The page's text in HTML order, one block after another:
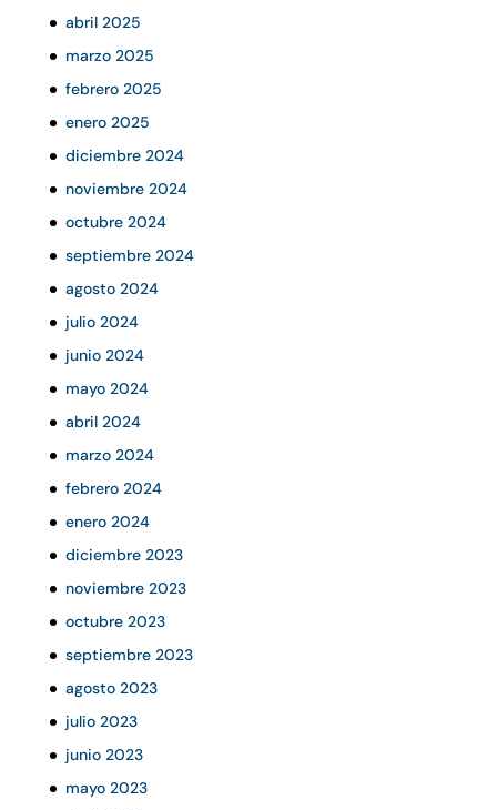
abril 2025
marzo 2025
febrero 2025
enero 2025
diciembre 2024
noviembre 2024
octubre 2024
septiembre 2024
agosto 2024
julio 2024
junio 2024
mayo 2024
abril 2024
marzo 2024
febrero 2024
enero 2024
diciembre 2023
noviembre 2023
octubre 2023
septiembre 2023
agosto 2023
julio 2023
junio 2023
mayo 2023